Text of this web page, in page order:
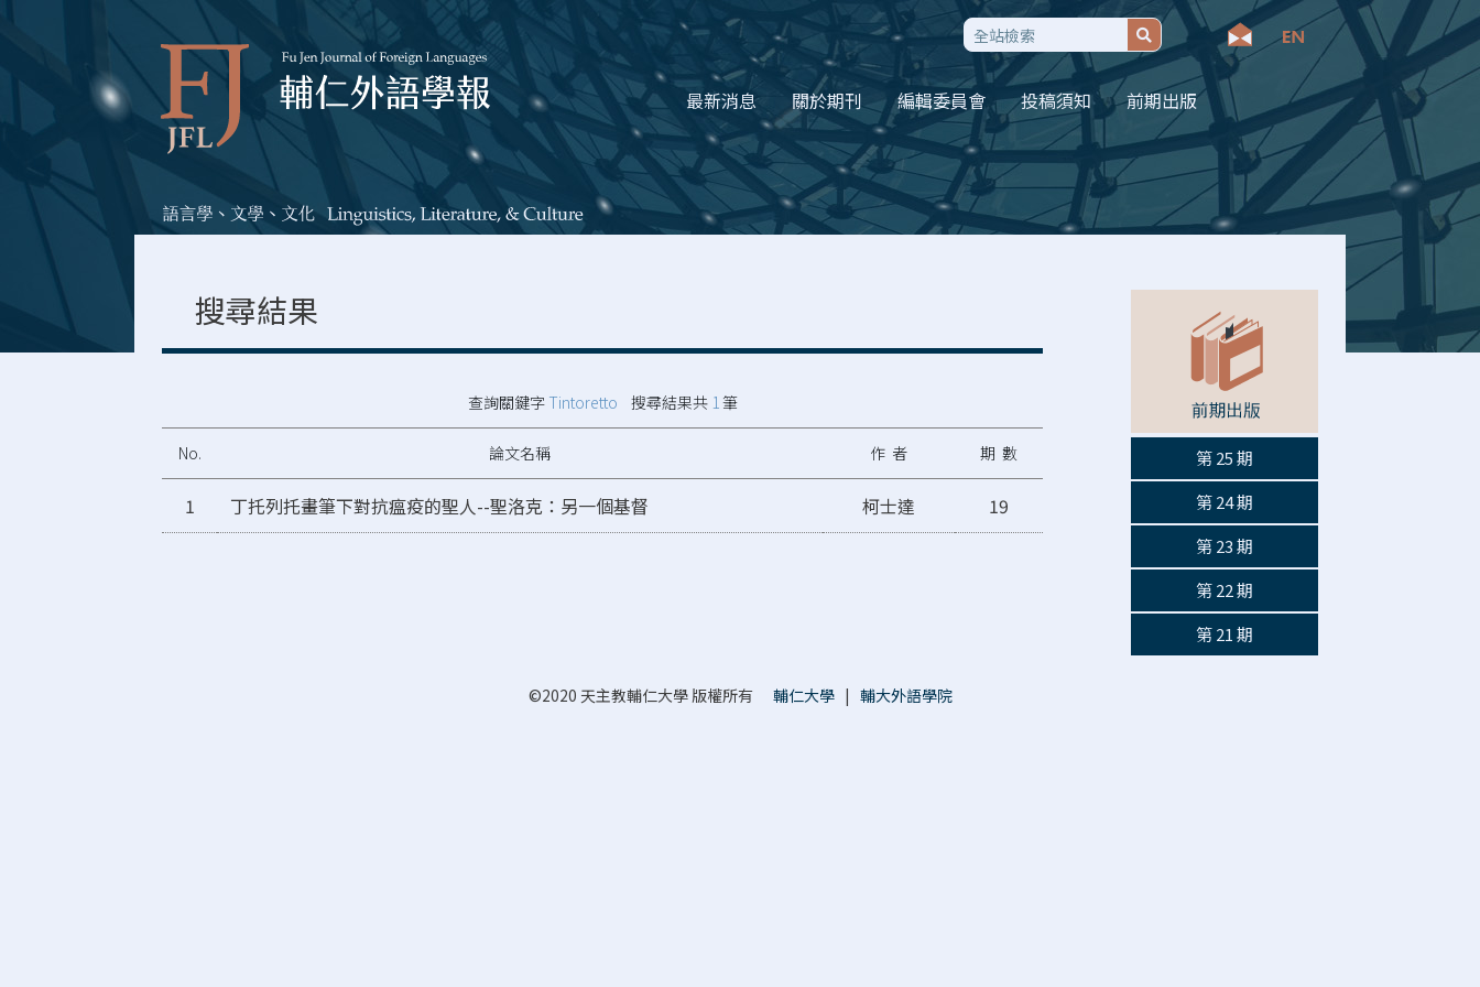
最新消息 關於期刊 編輯委員會 投稿須知 前期出版
搜尋結果
查詢關鍵字 Tintoretto 搜尋結果共 1筆
No. 論文名稱 作 者 期 數
1 丁托列托畫筆下對抗瘟疫的聖人--聖洛克：另一個基督 柯士達 19
第 25 期
第 24 期
第 23 期
第 22 期
第 21 期
©2020 天主教輔仁大學 版權所有 輔仁大學| 輔大外語學院